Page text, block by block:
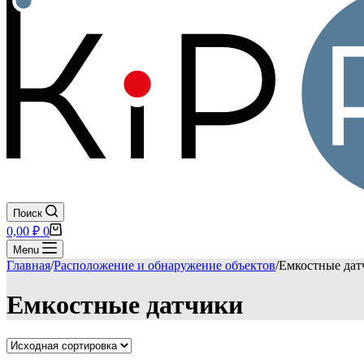
Поиск
Корзина
0,00 ₽ 0
Menu
Главная/Расположение и обнаружение объектов/Емкостные
Емкостные датчики